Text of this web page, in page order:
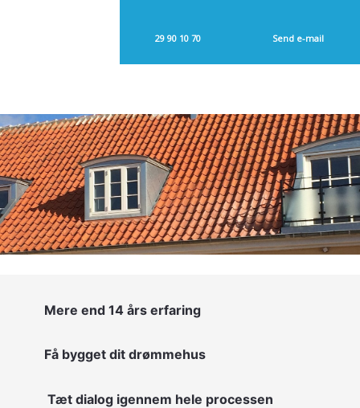
29 90 10 70​ Send e-mail​
Mere end 14 års erfaring
Få bygget dit drømmehus
Tæt dialog igennem hele processen